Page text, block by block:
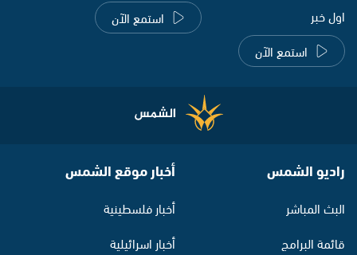
اول خبر
استمع الآن
استمع الآن
راديو الشمس
البث المباشر
قائمة البرامج
أخبار موقع الشمس
أخبار فلسطينية
أخبار اسرائيلية